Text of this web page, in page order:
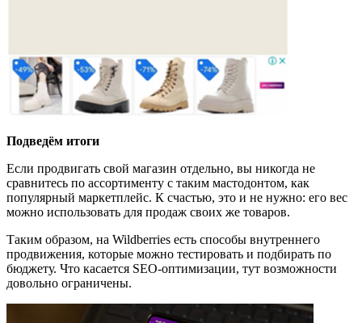
Подведём итоги
Если продвигать свой магазин отдельно, вы никогда не
сравнитесь по ассортименту с таким мастодонтом, как
популярный маркетплейс. К счастью, это и не нужно: его вес
можно использовать для продаж своих же товаров.
Таким образом, на Wildberries есть способы внутреннего
продвижения, которые можно тестировать и подбирать по
бюджету. Что касается SEO-оптимизации, тут возможности
довольно ограничены.